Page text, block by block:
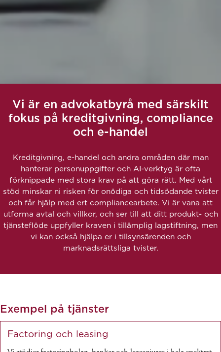
Vi är en advokatbyrå med särskilt
fokus på kreditgivning, compliance
och e-handel
Kreditgivning, e-handel och andra områden där man
hanterar personuppgifter och AI-verktyg är ofta
förknippade med stora krav på att göra rätt. Med vårt
stöd minskar ni risken för onödiga och tidsödande tvister
och får hjälp med ert compliancearbete. Vi är vana att
utforma avtal och villkor, och ser till att ditt produkt- och
tjänsteflöde uppfyller kraven i tillämplig lagstiftning, men
vi kan också hjälpa er i tillsynsärenden och
marknadsrättsliga tvister.
Exempel på tjänster
Factoring och leasing